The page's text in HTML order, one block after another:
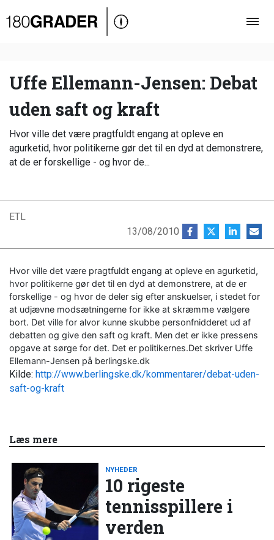
Oversigt
Debat
Video
Podcast
Uffe Ellemann-Jensen: Debat
uden saft og kraft
Hvor ville det være pragtfuldt engang at opleve en
agurketid, hvor politikerne gør det til en dyd at demonstrere,
at de er forskellige - og hvor de...
ETL
13/08/2010
Hvor ville det være pragtfuldt engang at opleve en agurketid,
hvor politikerne gør det til en dyd at demonstrere, at de er
forskellige - og hvor de deler sig efter anskuelser, i stedet for
at udjævne modsætningerne for ikke at skræmme vælgere
bort. Det ville for alvor kunne skubbe personfnidderet ud af
debatten og give den saft og kraft. Men det er ikke pressens
opgave at sørge for det. Det er politikernes.Det skriver Uffe
Ellemann-Jensen på berlingske.dk
Kilde: http://www.berlingske.dk/kommentarer/debat-uden-
saft-og-kraft
Læs mere
NYHEDER
10 rigeste
tennisspillere i
verden